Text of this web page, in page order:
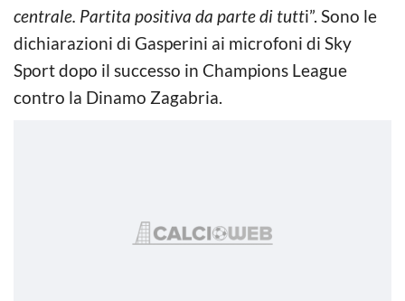
centrale. Partita positiva da parte di tutti”. Sono le
dichiarazioni di Gasperini ai microfoni di Sky
Sport dopo il successo in Champions League
contro la Dinamo Zagabria.